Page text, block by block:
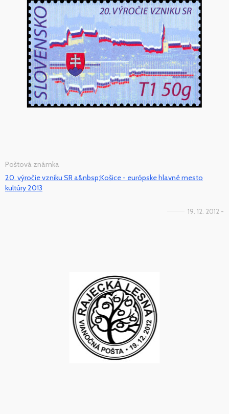
Poštová známka
20. výročie vzniku SR a&nbsp;Košice - európske hlavné mesto
kultúry 2013
19. 12. 2012 -